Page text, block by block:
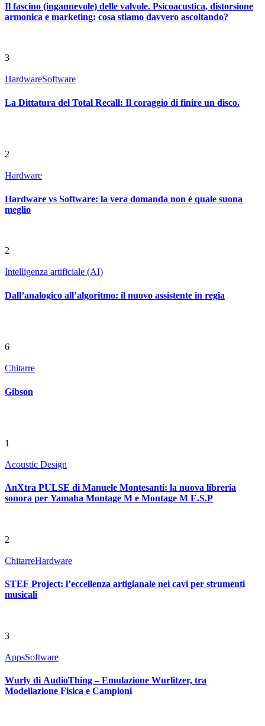
Il fascino (ingannevole) delle valvole. Psicoacustica, distorsione
armonica e marketing: cosa stiamo davvero ascoltando?
3
HardwareSoftware
La Dittatura del Total Recall: Il coraggio di finire un disco.
2
Hardware
Hardware vs Software: la vera domanda non è quale suona
meglio
2
Intelligenza artificiale (AI)
Dall’analogico all’algoritmo: il nuovo assistente in regia
6
Chitarre
Gibson
1
Acoustic Design
AnXtra PULSE di Manuele Montesanti: la nuova libreria
sonora per Yamaha Montage M e Montage M E.S.P
2
ChitarreHardware
STEF Project: l’eccellenza artigianale nei cavi per strumenti
musicali
3
AppsSoftware
Wurly di AudioThing – Emulazione Wurlitzer, tra
Modellazione Fisica e Campioni